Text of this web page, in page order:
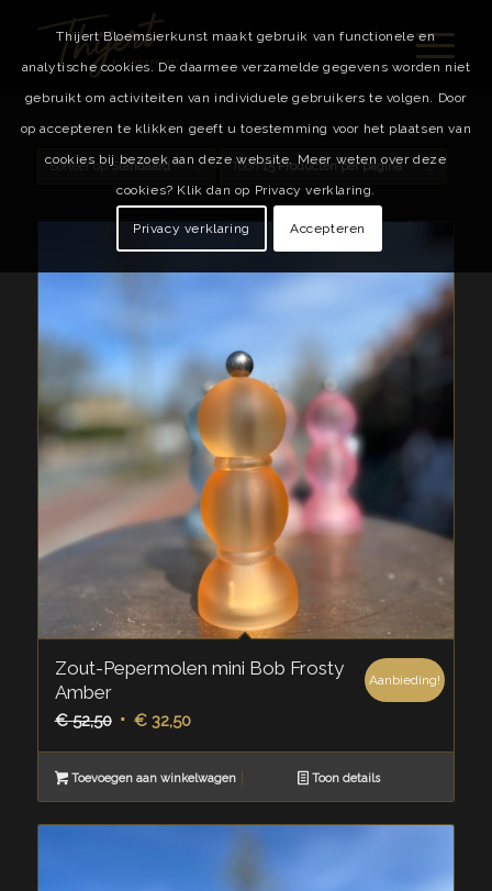
Sorteer opStandaard Toon15 Producten per pagina
Zout-Pepermolen mini Bob Frosty
Amber
€52,50 Oorspronkelijke
€32,50Huidige
is:
Aanbieding!
Toevoegen aan winkelwagen Toon details
Thijert Bloemsierkunst maakt gebruik van functionele en
analytische cookies. De daarmee verzamelde gegevens worden niet
gebruikt om activiteiten van individuele gebruikers te volgen. Door
op accepteren te klikken geeft u toestemming voor het plaatsen van
cookies bij bezoek aan deze website. Meer weten over deze
cookies? Klik dan op Privacy verklaring.
Privacy verklaring Accepteren